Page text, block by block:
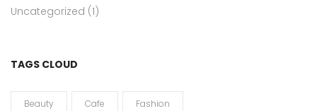
Uncategorized (1)
TAGS CLOUD
Beauty Cafe Fashion